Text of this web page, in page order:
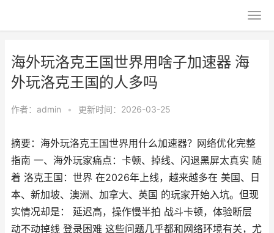
海外玩洛克王国世界用啥子加速器 海
外玩洛克王国的人多吗
作者： admin • 更新时间：2026-03-25
摘要：海外玩洛克王国世界用什么加速器？网络优化完整
指南 一、海外玩家痛点：卡顿、掉线、闪退黑屏太真实 随
着 洛克王国：世界 在2026年上线，越来越多在 美国、日
本、新加坡、澳洲、加拿大、英国 的玩家开始入坑。但现
实情况却是： 延迟高，操作慢半拍 战斗卡顿，体验断层
动不动掉线 登录困难 这些问题几乎都和网络环境有关，尤